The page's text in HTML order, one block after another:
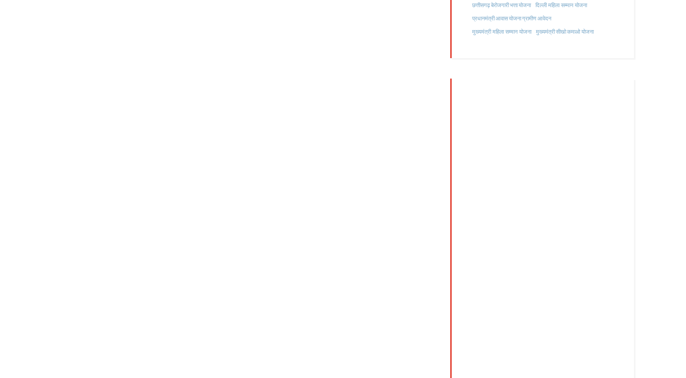
छत्तीसगढ़ बेरोजगारी भत्ता योजना
दिल्ली महिला सम्मान योजना
प्रधानमंत्री आवास योजना ग्रामीण आवेदन
मुख्यमंत्री महिला सम्मान योजना मुख्यमंत्री सीखो कमाओ योजना